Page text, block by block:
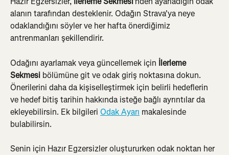
alanın tarafından desteklenir. Odağın Strava'ya neye
odaklandığını söyler ve her hafta önerdiğimiz
antrenmanları şekillendirir.
Odağını ayarlamak veya güncellemek için İlerleme
Sekmesi bölümüne git ve odak giriş noktasına dokun.
Önerilerini daha da kişiselleştirmek için belirli hedeflerin
ve hedef bitiş tarihin hakkında isteğe bağlı ayrıntılar da
ekleyebilirsin. Ek bilgileri Odak Ayarı makalesinde
bulabilirsin.
Senin için Hazır Egzersizler oluştururken odak noktan her